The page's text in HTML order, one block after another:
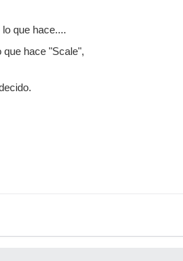
que hace....
que hace "Scale",